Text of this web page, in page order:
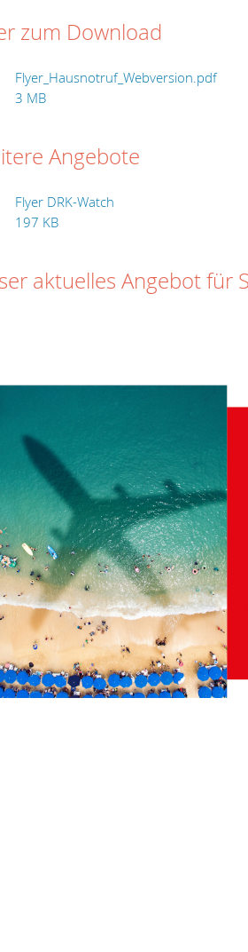
zum Download
Flyer_Hausnotruf_Webversion.pdf
3 MB
Angebote
Flyer DRK-Watch
197 KB
aktuelles Angebot für